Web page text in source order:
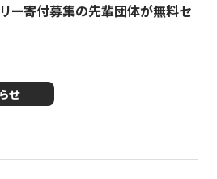
リー寄付募集の先輩団体が無料セ
せ